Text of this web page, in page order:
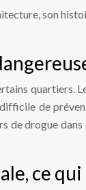
son
de
drogue
ce